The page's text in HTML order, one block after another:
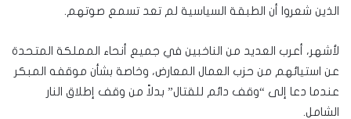
الذين شعروا أن الطبقة السياسية لم تعد تسمع صوتهم.
لأشهر، أعرب العديد من الناخبين في جميع أنحاء المملكة المتحدة
عن استيائهم من حزب العمال المعارض، وخاصة بشأن موقفه المبكر
عندما دعا إلى “وقف دائم للقتال” بدلاً من وقف إطلاق النار
الشامل.